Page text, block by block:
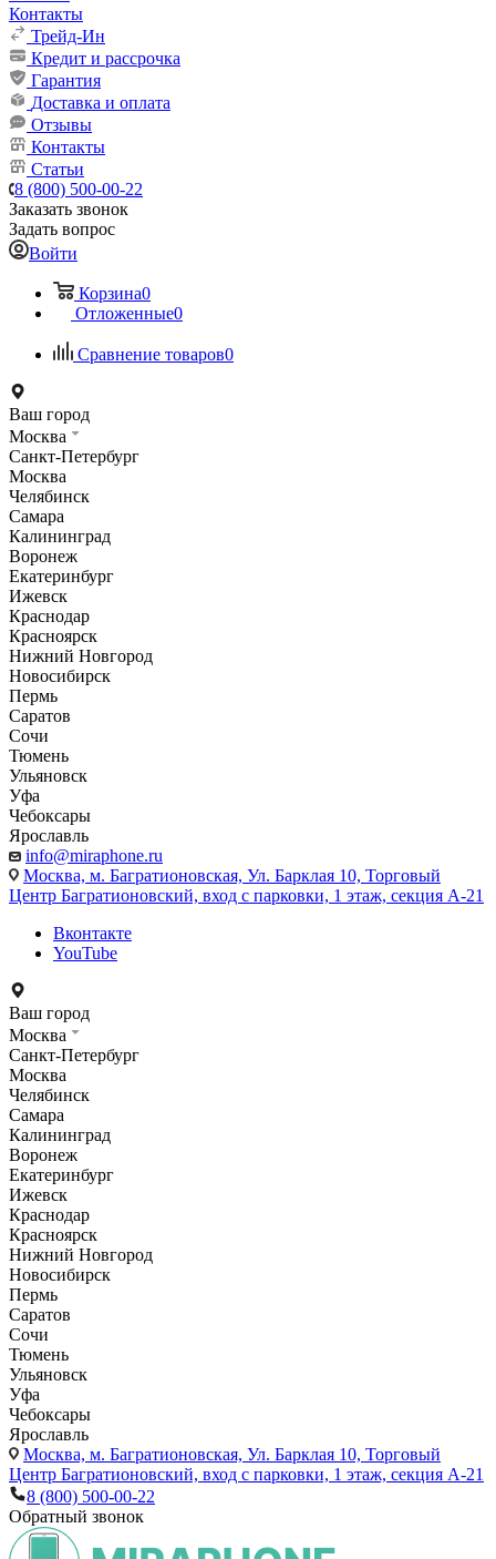
Контакты
Трейд-Ин
Кредит и рассрочка
Гарантия
Доставка и оплата
Отзывы
Контакты
Статьи
8 (800) 500-00-22
Заказать звонок
Задать вопрос
Войти
Корзина0
Отложенные0
Сравнение товаров0
Ваш город
Москва
Санкт-Петербург
Москва
Челябинск
Самара
Калининград
Воронеж
Екатеринбург
Ижевск
Краснодар
Красноярск
Нижний Новгород
Новосибирск
Пермь
Саратов
Сочи
Тюмень
Ульяновск
Уфа
Чебоксары
Ярославль
info@miraphone.ru
Москва, м. Багратионовская, Ул. Барклая 10, Торговый
Центр Багратионовский, вход с парковки, 1 этаж, секция А-21
Вконтакте
YouTube
Ваш город
Москва
Санкт-Петербург
Москва
Челябинск
Самара
Калининград
Воронеж
Екатеринбург
Ижевск
Краснодар
Красноярск
Нижний Новгород
Новосибирск
Пермь
Саратов
Сочи
Тюмень
Ульяновск
Уфа
Чебоксары
Ярославль
Москва, м. Багратионовская, Ул. Барклая 10, Торговый
Центр Багратионовский, вход с парковки, 1 этаж, секция А-21
8 (800) 500-00-22
Обратный звонок